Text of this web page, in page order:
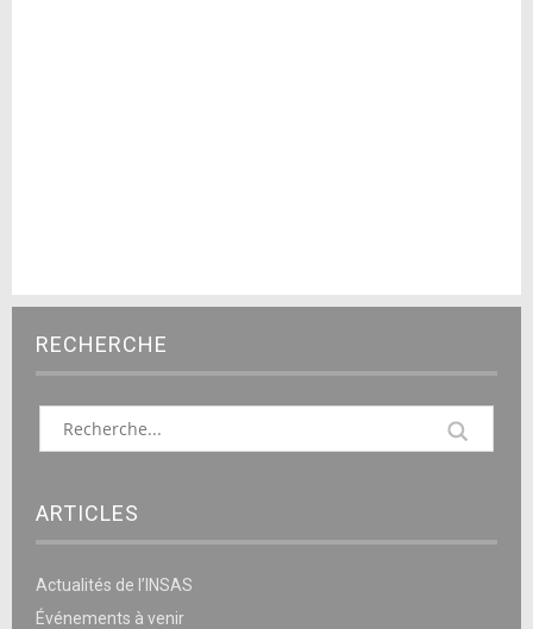
RECHERCHE
ARTICLES
Actualités de l’INSAS
Événements à venir